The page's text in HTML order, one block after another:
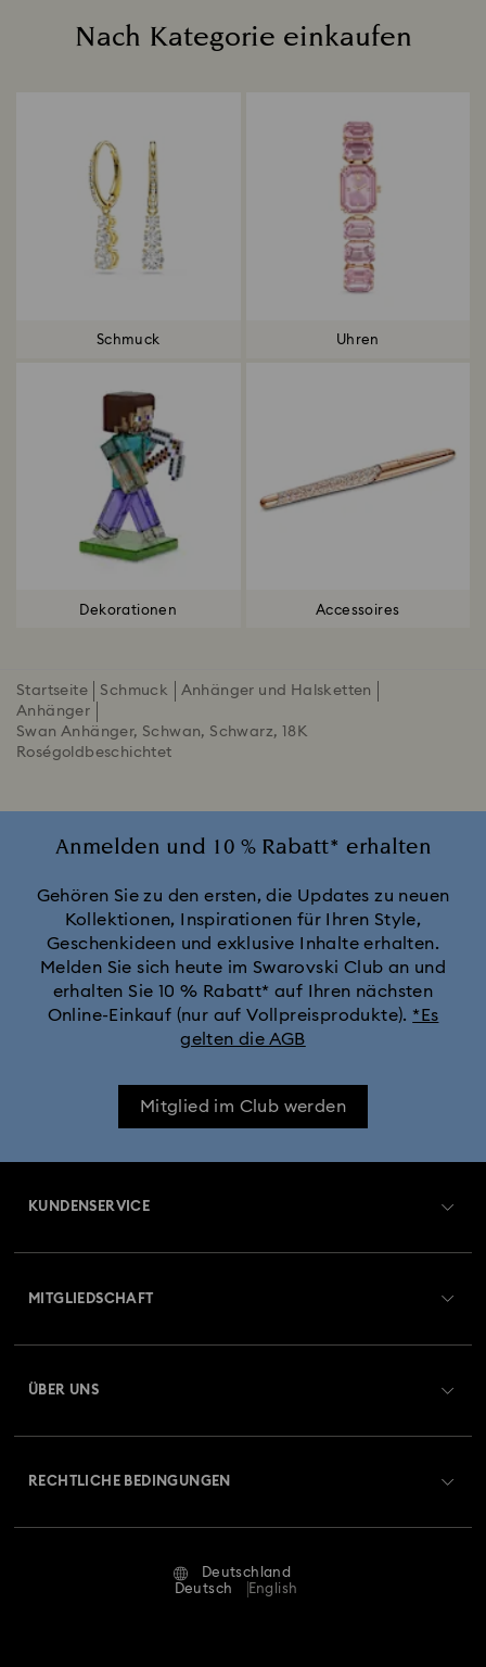
Nach Kategorie einkaufen
Schmuck Uhren
Dekorationen Accessoires
Startseite Schmuck
Anhänger und Halsketten
Anhänger
Swan Anhänger, Schwan, Schwarz, 18K
Roségoldbeschichtet
Anmelden und 10 % Rabatt* erhalten
Gehören Sie zu den ersten, die Updates zu neuen
Kollektionen, Inspirationen für Ihren Style,
Geschenkideen und exklusive Inhalte erhalten.
Melden Sie sich heute im Swarovski Club an und
erhalten Sie 10 % Rabatt* auf Ihren nächsten
Online-Einkauf (nur auf Vollpreisprodukte). *Es
gelten die AGB
Mitglied im Club werden
KUNDENSERVICE
Retouren und Umtausch
Reparaturstatus
MITGLIEDSCHAFT
ÜBER UNS
RECHTLICHE BEDINGUNGEN
Deutschland
Deutsch
English